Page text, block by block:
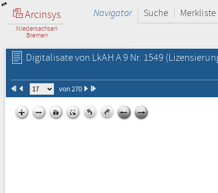
Arcinsys
Niedersachsen
Bremen
Navigator Suche Merkliste
Digitalisate von LkAH A 9 Nr. 1549
von 270